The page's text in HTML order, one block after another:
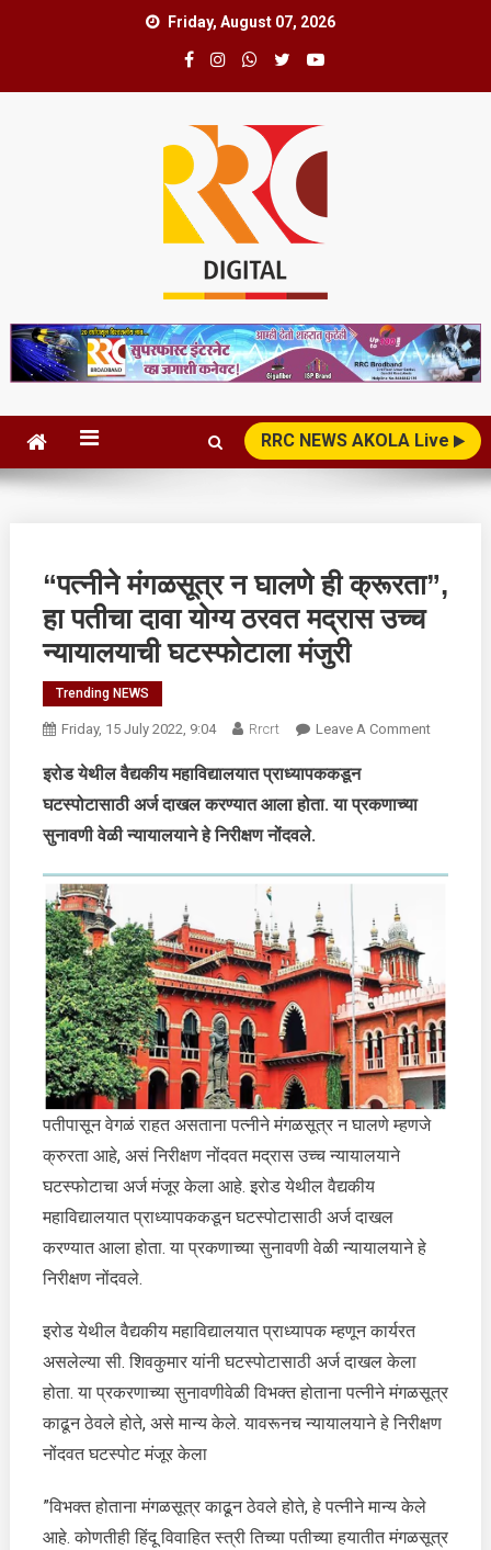
Friday, August 07, 2026
RRC News Network
RRC NEWS AKOLA Live
“पत्नीने मंगळसूत्र न घालणे ही क्रूरता”,
हा पतीचा दावा योग्य ठरवत मद्रास उच्च
न्यायालयाची घटस्फोटाला मंजुरी
Trending NEWS
Friday, 15 July 2022, 9:04 Rrcrt Leave A CommentOn
क्रूरता”,
योग्य
ठरवत
मद्रास
उच्च
न्यायालयाची
घटस्फोटाला
मंजुरी
इरोड येथील वैद्यकीय महाविद्यालयात प्राध्यापककडून
घटस्पोटासाठी अर्ज दाखल करण्यात आला होता. या प्रकणाच्या
सुनावणी वेळी न्यायालयाने हे निरीक्षण नोंदवले.
पतीपासून वेगळं राहत असताना पत्नीने मंगळसूत्र न घालणे म्हणजे
क्रुरता आहे, असं निरीक्षण नोंदवत मद्रास उच्च न्यायालयाने
घटस्फोटाचा अर्ज मंजूर केला आहे. इरोड येथील वैद्यकीय
महाविद्यालयात प्राध्यापककडून घटस्पोटासाठी अर्ज दाखल
करण्यात आला होता. या प्रकणाच्या सुनावणी वेळी न्यायालयाने हे
निरीक्षण नोंदवले.
इरोड येथील वैद्यकीय महाविद्यालयात प्राध्यापक म्हणून कार्यरत
असलेल्या सी. शिवकुमार यांनी घटस्पोटासाठी अर्ज दाखल केला
होता. या प्रकरणाच्या सुनावणीवेळी विभक्त होताना पत्नीने मंगळसूत्र
काढून ठेवले होते, असे मान्य केले. यावरूनच न्यायालयाने हे निरीक्षण
नोंदवत घटस्पोट मंजूर केला
”विभक्त होताना मंगळसूत्र काढून ठेवले होते, हे पत्नीने मान्य केले
आहे. कोणतीही हिंदू विवाहित स्त्री तिच्या पतीच्या हयातीत मंगळसूत्र